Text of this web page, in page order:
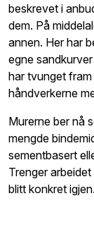
beskrevet i
dem. På
annen. Her har
egne
har tvunget
håndverkerne
Murerne ber nå
mengde
sementbasert
Trenger
blitt konkret igjen.